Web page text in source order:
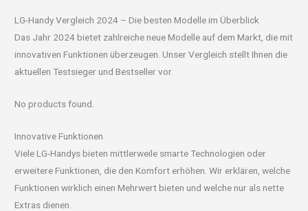
LG-Handy Vergleich 2024 – Die besten Modelle im Überblick
Das Jahr 2024 bietet zahlreiche neue Modelle auf dem Markt, die mit
innovativen Funktionen überzeugen. Unser Vergleich stellt Ihnen die
aktuellen Testsieger und Bestseller vor.
No products found.
Innovative Funktionen
Viele LG-Handys bieten mittlerweile smarte Technologien oder
erweitere Funktionen, die den Komfort erhöhen. Wir erklären, welche
Funktionen wirklich einen Mehrwert bieten und welche nur als nette
Extras dienen.